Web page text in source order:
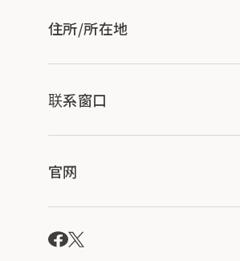
住所/所在地
联系窗口
官网